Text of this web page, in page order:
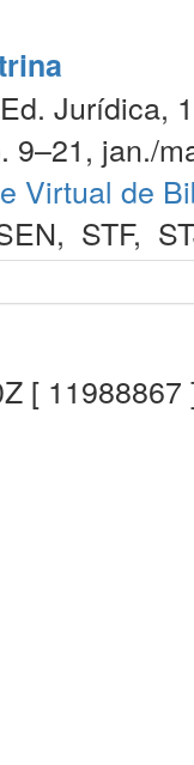
Jurídica,
9–21, jan./
Virtual de
, STF,
[ 11988867